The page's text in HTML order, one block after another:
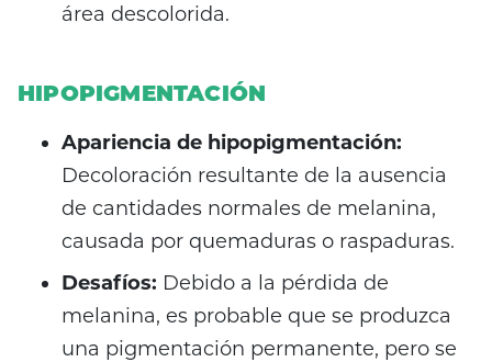
área descolorida.
HIPOPIGMENTACIÓN
Apariencia de hipopigmentación:
Decoloración resultante de la ausencia
de cantidades normales de melanina,
causada por quemaduras o raspaduras.
Desafíos: Debido a la pérdida de
melanina, es probable que se produzca
una pigmentación permanente, pero se